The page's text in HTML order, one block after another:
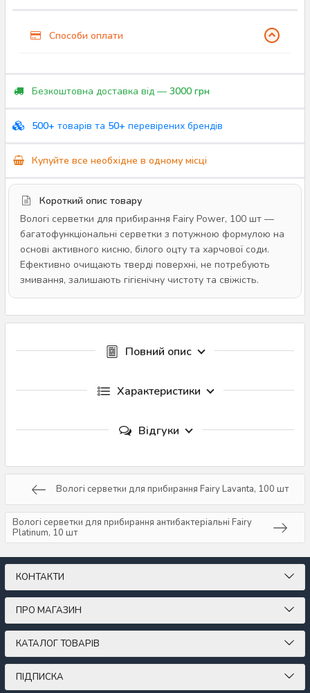
Способи оплати
Безкоштовна доставка від — 3000 грн
500+ товарів та 50+ перевірених брендів
Купуйте все необхідне в одному місці
Короткий опис товару
Вологі серветки для прибирання Fairy Power, 100 шт —
багатофункціональні серветки з потужною формулою на
основі активного кисню, білого оцту та харчової соди.
Ефективно очищають тверді поверхні, не потребують
змивання, залишають гігієнічну чистоту та свіжість.
Повний опис
Характеристики
Відгуки
Вологі серветки для прибирання Fairy Lavanta, 100 шт
Вологі серветки для прибирання антибактеріальні Fairy
Platinum, 10 шт
КОНТАКТИ
ПРО МАГАЗИН
КАТАЛОГ ТОВАРІВ
ПІДПИСКА